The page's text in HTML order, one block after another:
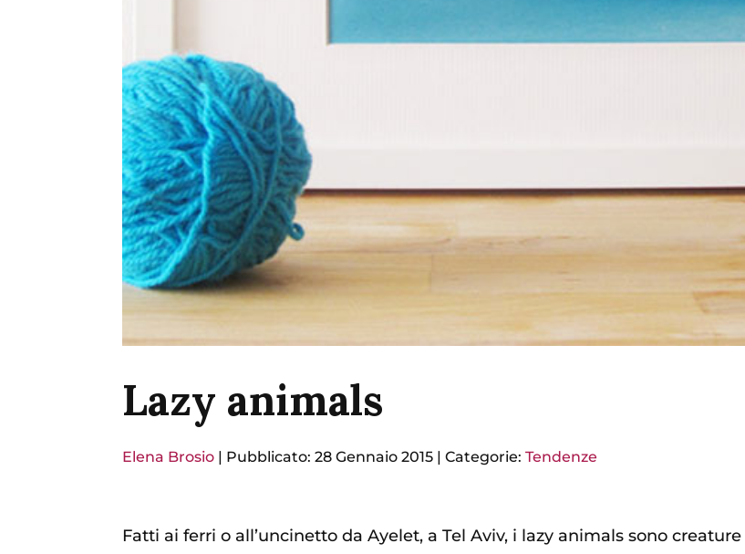
Lazy animals
Elena Brosio | Pubblicato: 28 Gennaio 2015 |Categorie:Tendenze
Fatti ai ferri o all’uncinetto da Ayelet, a Tel Aviv, i lazy animals sono